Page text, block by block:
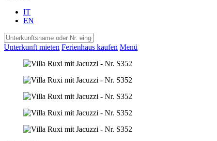
IT
EN
Unterkunft mieten Ferienhaus kaufen Menü